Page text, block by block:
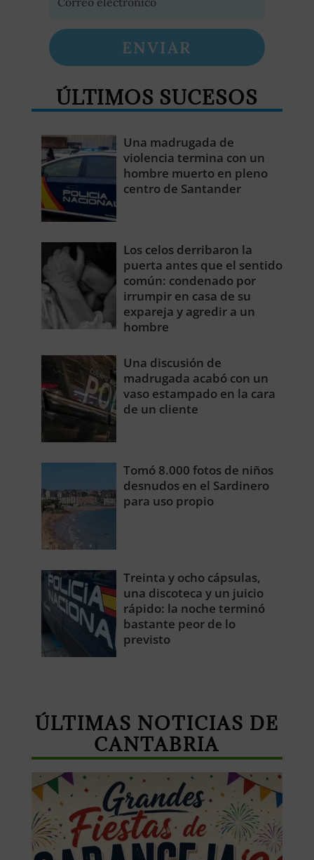
ENVIAR
ÚLTIMOS SUCESOS
Una madrugada de
violencia termina con un
hombre muerto en pleno
centro de Santander
Los celos derribaron la
puerta antes que el sentido
común: condenado por
irrumpir en casa de su
expareja y agredir a un
hombre
Una discusión de
madrugada acabó con un
vaso estampado en la cara
de un cliente
Tomó 8.000 fotos de niños
desnudos en el Sardinero
para uso propio
Treinta y ocho cápsulas,
una discoteca y un juicio
rápido: la noche terminó
bastante peor de lo
previsto
ÚLTIMAS NOTICIAS DE
CANTABRIA